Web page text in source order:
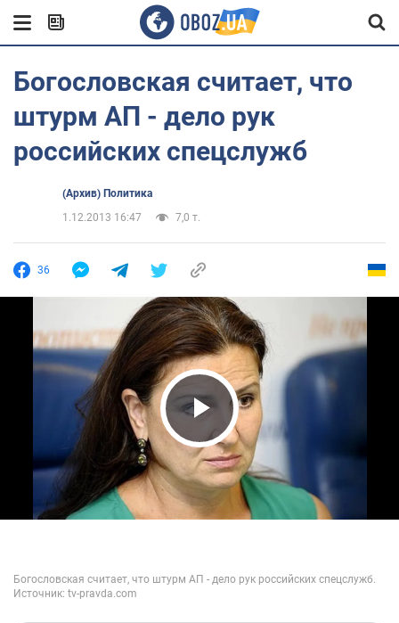
Богословская считает, что
штурм АП - дело рук
российских спецслужб
(Архив) Политика
1.12.2013 16:47
7,0 т.
36
Play Video